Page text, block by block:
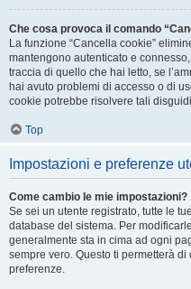
Che cosa provoca il comando
La funzione “Cancella cookie”
mantengono autenticato e
traccia di quello che hai letto, se
hai avuto problemi di accesso o di
cookie potrebbe risolvere tali
Top
Impostazioni e preferenze
Come cambio le mie impostazioni?
Se sei un utente registrato, tutte le
database del sistema. Per
generalmente sta in cima ad ogni
sempre vero. Questo ti permetterà
preferenze.